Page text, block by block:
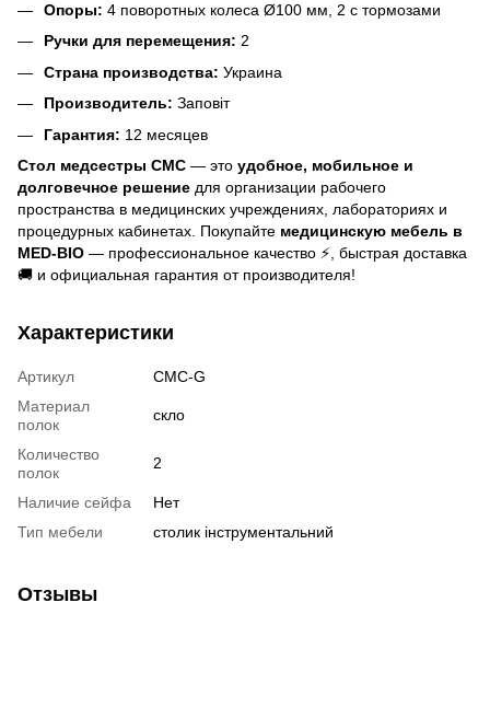
Опоры: 4 поворотных колеса Ø100 мм, 2 с тормозами
Ручки для перемещения: 2
Страна производства: Украина
Производитель: Заповіт
Гарантия: 12 месяцев
Стол медсестры СМС — это удобное, мобильное и
долговечное решение для организации рабочего
пространства в медицинских учреждениях, лабораториях и
процедурных кабинетах. Покупайте медицинскую мебель в
MED-BIO — профессиональное качество ⚡, быстрая доставка
🚚 и официальная гарантия от производителя!
Характеристики
Артикул
СМС-G
Материал
полок
скло
Количество
полок
2
Наличие сейфа
Нет
Тип мебели
столик інструментальний
Отзывы